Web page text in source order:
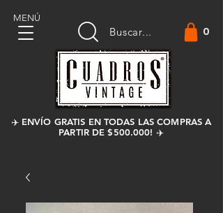
Buscar...
MENÚ
0
✈️ ENVÍO GRATIS EN TODAS LAS COMPRAS A
PARTIR DE $500.000! ✈️